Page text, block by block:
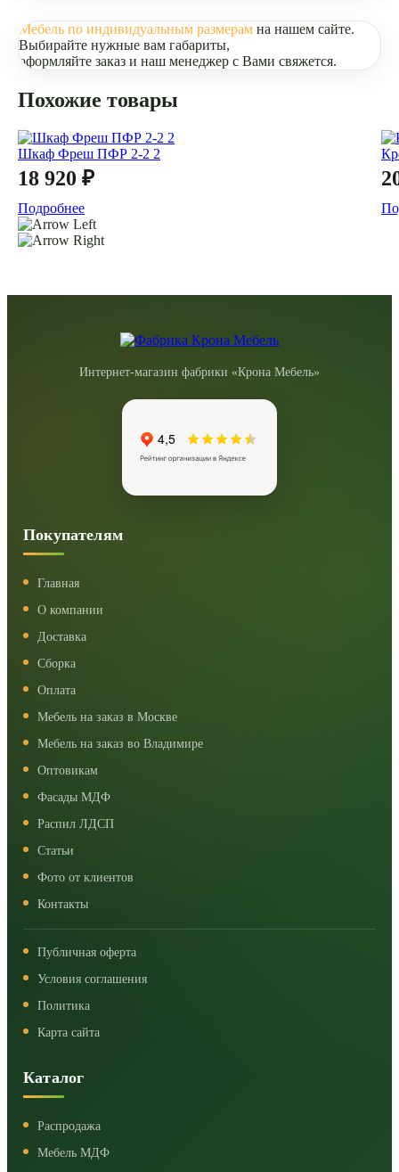
Мебель по индивидуальным размерам на нашем сайте.
Выбирайте нужные вам габариты,
оформляйте заказ и наш менеджер с Вами свяжется.
Похожие товары
Шкаф Фреш ПФР 2-2 2
18 920 ₽
Подробнее
Интернет-магазин фабрики «Крона Мебель»
Покупателям
Главная
О компании
Доставка
Сборка
Оплата
Мебель на заказ в Москве
Мебель на заказ во Владимире
Оптовикам
Фасады МДФ
Распил ЛДСП
Статьи
Фото от клиентов
Контакты
Публичная оферта
Условия соглашения
Политика
Карта сайта
Каталог
Распродажа
Мебель МДФ